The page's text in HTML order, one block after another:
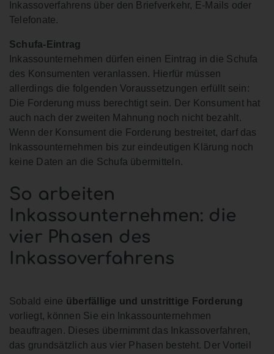
Inkassoverfahrens über den Briefverkehr, E-Mails oder
Telefonate.
Schufa-Eintrag
Inkassounternehmen dürfen einen Eintrag in die Schufa
des Konsumenten veranlassen. Hierfür müssen
allerdings die folgenden Voraussetzungen erfüllt sein:
Die Forderung muss berechtigt sein. Der Konsument hat
auch nach der zweiten Mahnung noch nicht bezahlt.
Wenn der Konsument die Forderung bestreitet, darf das
Inkassounternehmen bis zur eindeutigen Klärung noch
keine Daten an die Schufa übermitteln.
So arbeiten
Inkassounternehmen: die
vier Phasen des
Inkassoverfahrens
Sobald eine überfällige und unstrittige Forderung
vorliegt, können Sie ein Inkassounternehmen
beauftragen. Dieses übernimmt das Inkassoverfahren,
das grundsätzlich aus vier Phasen besteht. Der Vorteil